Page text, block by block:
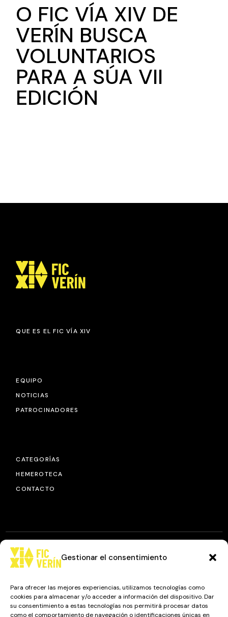
Gestionar el consentimiento
Para ofrecer las mejores experiencias, utilizamos tecnologías como
cookies para almacenar y/o acceder a información del dispositivo. Dar
su consentimiento a estas tecnologías nos permitirá procesar datos
como el comportamiento de navegación o identificaciones únicas en
O FIC VÍA XIV DE
VERÍN BUSCA
VOLUNTARIOS
PARA A SÚA VII
EDICIÓN
QUE ES EL FIC VÍA XIV
EQUIPO
NOTICIAS
PATROCINADORES
CATEGORÍAS
HEMEROTECA
CONTACTO